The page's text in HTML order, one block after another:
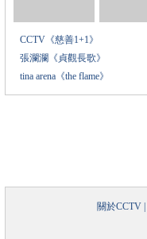
CCTV《慈善1+1》
張瀾瀾《貞觀長歌》
tina arena《the flame》
關於CCTV